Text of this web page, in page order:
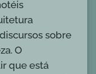
sobre
O
que está